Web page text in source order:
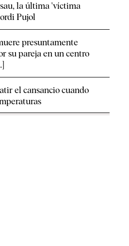
la última 'víctima
Pujol
presuntamente
su pareja en un centro
el cansancio​ cuando